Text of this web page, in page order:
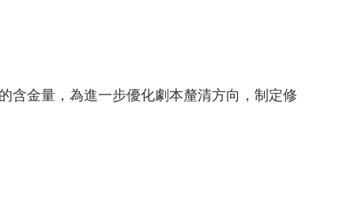
含金量，為進一步優化劇本釐清方向，制定修